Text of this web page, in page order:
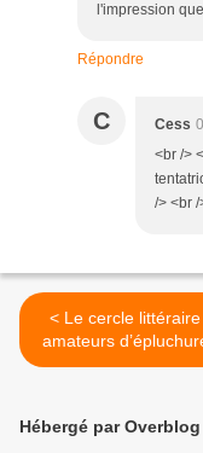
l'impression
Répondre
C Cess
<br />
/> <br /
< Le cercle littéraire des
amateurs
patates - Mary Ann
Hébergé par Overblog